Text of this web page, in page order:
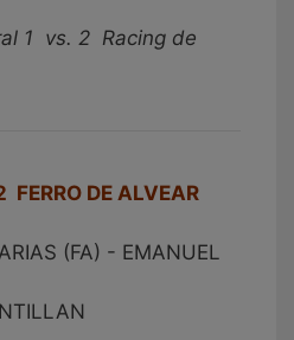
1 vs. 2 Racing de
DE ALVEAR
(FA) - EMANUEL